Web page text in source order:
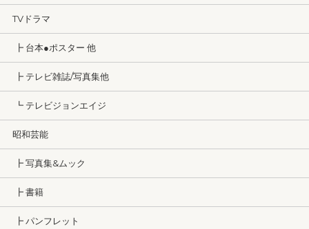
TVドラマ
┣ 台本●ポスター 他
┣ テレビ雑誌/写真集他
┗ テレビジョンエイジ
昭和芸能
┣ 写真集&ムック
┣ 書籍
┣ パンフレット